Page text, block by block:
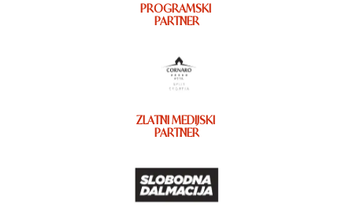
PROGRAMSKI
PARTNER
ZLATNI MEDIJSKI
PARTNER